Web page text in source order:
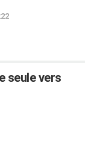
seule vers